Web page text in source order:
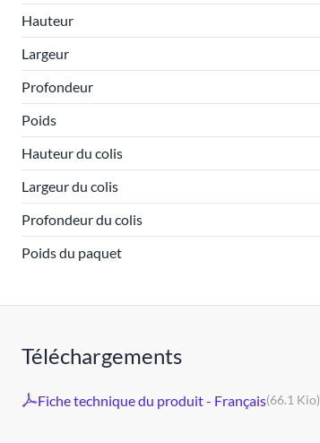
Hauteur
Largeur
Profondeur
Poids
Hauteur du colis
Largeur du colis
Profondeur du colis
Poids du paquet
Téléchargements
Fiche technique du produit - Français(66.1 Kio)